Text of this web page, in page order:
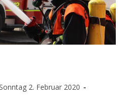
2. Februar 2020